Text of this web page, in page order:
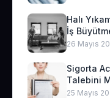
Halı
İş
26 Mayıs
Sigorta
Talebini
25 Mayıs